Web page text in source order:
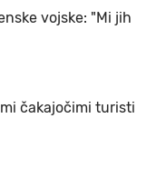
vojske: "Mi jih
čakajočimi turisti